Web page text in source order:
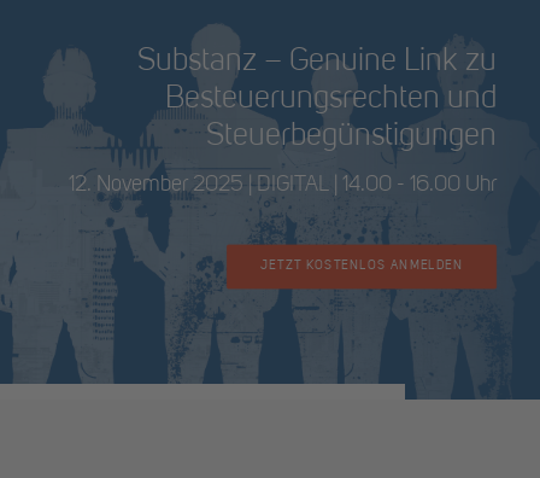
Substanz – Genuine Link zu
Besteuerungsrechten und
Steuerbegünstigungen
12. November 2025 | DIGITAL | 14.00 - 16.00 Uhr
JETZT KOSTENLOS ANMELDEN